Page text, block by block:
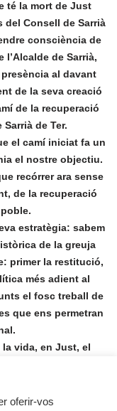
té la mort de Just
del Consell de Sarrià
consciència de
de Sarrià,
al davant
de la seva creació
de la recuperació
de Ter.
el camí iniciat fa un
el nostre objectiu.
recórrer ara sense
de la recuperació
estratègia: sabem
de la greuja
primer la restitució,
més adient al
el fosc treball de
que ens permetran
vida, en Just, el
ser el de finalitzar
seva il.lusió, la del
oferir-vos